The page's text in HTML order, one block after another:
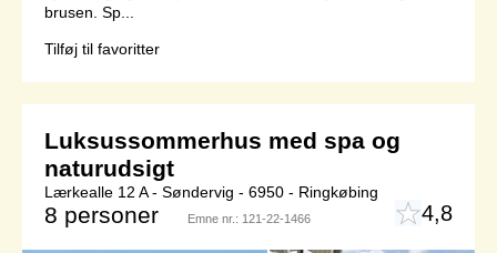
brusen. Sp...
Tilføj til favoritter
Luksussommerhus med spa og
naturudsigt
Lærkealle 12 A - Søndervig - 6950 - Ringkøbing
8 personer Emne nr.: 121-22-1466 4,8